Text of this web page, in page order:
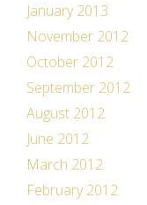
January 2013
November 2012
October 2012
September 2012
August 2012
June 2012
March 2012
February 2012